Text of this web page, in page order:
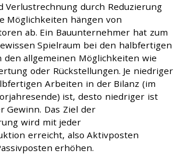
Verlustrechnung durch Reduzierung
Möglichkeiten hängen von
ab. Ein Bauunternehmer hat zum
Spielraum bei den halbfertigen
allgemeinen Möglichkeiten wie
oder Rückstellungen. Je niedriger
Arbeiten in der Bilanz (im
ist, desto niedriger ist
Gewinn. Das Ziel der
wird mit jeder
erreicht, also Aktivposten
erhöhen.